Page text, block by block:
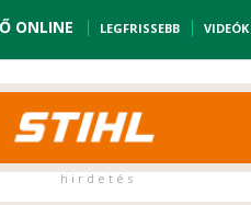
ONLINE LEGFRISSEBB VIDEÓK
h i r d e t é s